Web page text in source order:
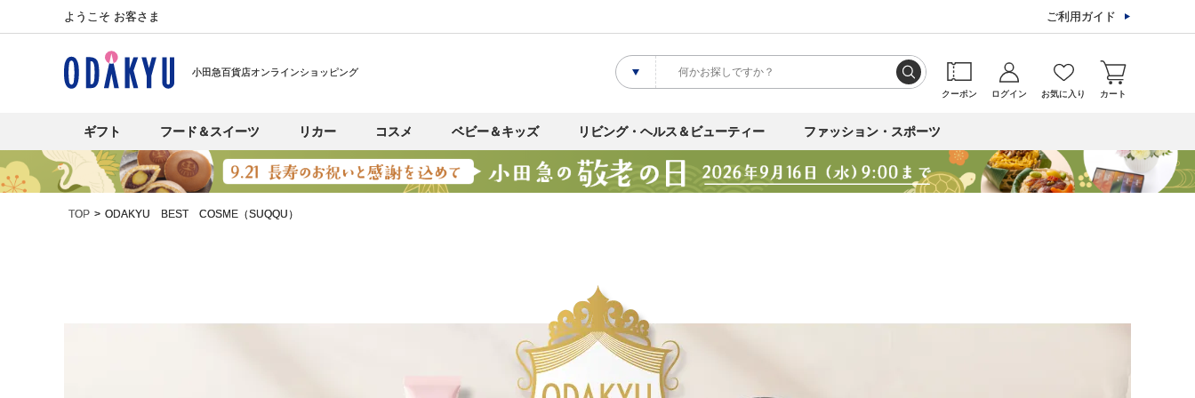
ようこそ お客さま ご利用ガイド
小田急百貨店オンラインショッピング
クーポン ログイン お気に入り カート
ギフト フード＆スイーツ リカー コスメ ベビー＆キッズ リビング・ヘルス＆ビューティー ファッション・スポーツ
TOP ODAKYU BEST COSME（SUQQU）